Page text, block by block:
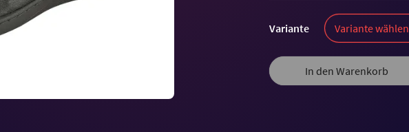
Variante Variante wählen
In den Warenkorb